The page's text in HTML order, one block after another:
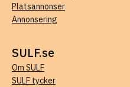
Platsannonser
Annonsering
SULF.se
Om SULF
SULF tycker